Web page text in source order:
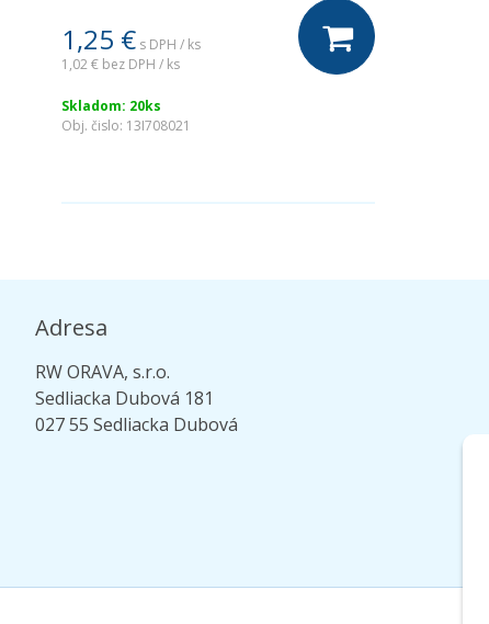
1,25 € s DPH / ks
1,02 € bez DPH / ks
Skladom: 20ks
Obj. čislo: 13I708021
Adresa
RW ORAVA, s.r.o.
Sedliacka Dubová 181
027 55 Sedliacka Dubová